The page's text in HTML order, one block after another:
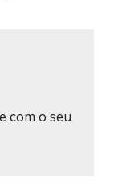
com o seu